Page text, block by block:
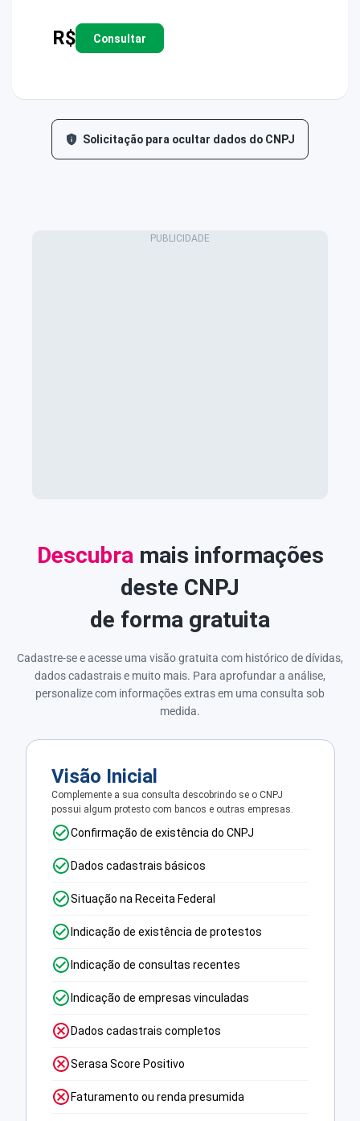
R$ Consultar
Solicitação para ocultar dados do CNPJ
Descubra mais informações
deste CNPJ
de forma gratuita
Cadastre-se e acesse uma visão gratuita com histórico de dívidas,
dados cadastrais e muito mais. Para aprofundar a análise,
personalize com informações extras em uma consulta sob
medida.
Visão Inicial
Complemente a sua consulta descobrindo se o CNPJ
possui algum protesto com bancos e outras empresas.
Confirmação de existência do CNPJ
Dados cadastrais básicos
Situação na Receita Federal
Indicação de existência de protestos
Indicação de consultas recentes
Indicação de empresas vinculadas
Dados cadastrais completos
Serasa Score Positivo
Faturamento ou renda presumida